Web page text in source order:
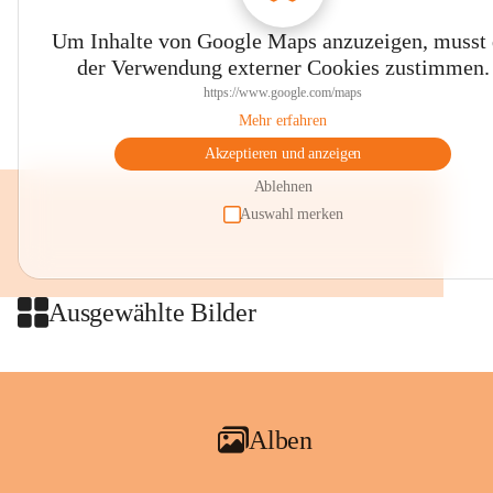
Um Inhalte von Google Maps anzuzeigen, musst
der Verwendung externer Cookies zustimmen.
https://www.google.com/maps
Mehr erfahren
Akzeptieren und anzeigen
Ablehnen
Auswahl merken
Ausgewählte Bilder
Alben